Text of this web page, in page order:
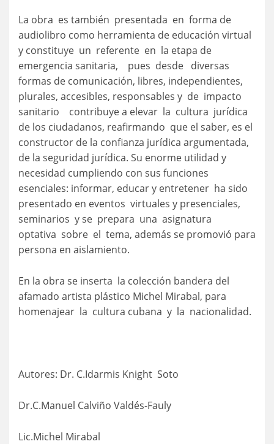
La obra es también presentada en forma de
audiolibro como herramienta de educación virtual
y constituye un referente en la etapa de
emergencia sanitaria, pues desde diversas
formas de comunicación, libres, independientes,
plurales, accesibles, responsables y de impacto
sanitario contribuye a elevar la cultura jurídica
de los ciudadanos, reafirmando que el saber, es el
constructor de la confianza jurídica argumentada,
de la seguridad jurídica. Su enorme utilidad y
necesidad cumpliendo con sus funciones
esenciales: informar, educar y entretener ha sido
presentado en eventos virtuales y presenciales,
seminarios y se prepara una asignatura
optativa sobre el tema, además se promovió para
persona en aislamiento.
En la obra se inserta la colección bandera del
afamado artista plástico Michel Mirabal, para
homenajear la cultura cubana y la nacionalidad.
Autores: Dr. C.Idarmis Knight Soto
Dr.C.Manuel Calviño Valdés-Fauly
Lic.Michel Mirabal